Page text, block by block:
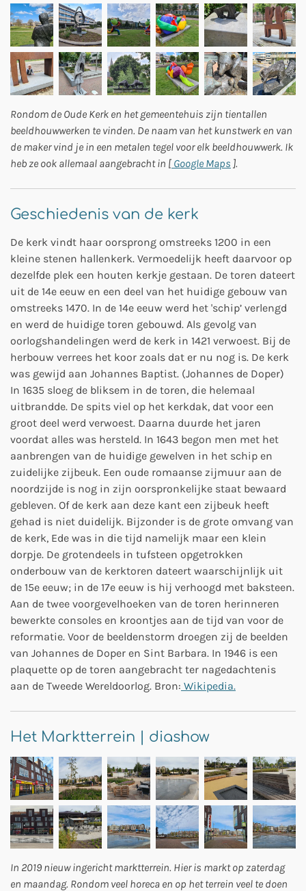
Rondom de Oude Kerk en het gemeentehuis zijn tientallen
beeldhouwwerken te vinden. De naam van het kunstwerk en van
de maker vind je in een metalen tegel voor elk beeldhouwwerk. Ik
heb ze ook allemaal aangebracht in [ Google Maps ].
Geschiedenis van de kerk
De kerk vindt haar oorsprong omstreeks 1200 in een
kleine stenen hallenkerk. Vermoedelijk heeft daarvoor op
dezelfde plek een houten kerkje gestaan. De toren dateert
uit de 14e eeuw en een deel van het huidige gebouw van
omstreeks 1470. In de 14e eeuw werd het 'schip’ verlengd
en werd de huidige toren gebouwd. Als gevolg van
oorlogshandelingen werd de kerk in 1421 verwoest. Bij de
herbouw verrees het koor zoals dat er nu nog is. De kerk
was gewijd aan Johannes Baptist. (Johannes de Doper)
In 1635 sloeg de bliksem in de toren, die helemaal
uitbrandde. De spits viel op het kerkdak, dat voor een
groot deel werd verwoest. Daarna duurde het jaren
voordat alles was hersteld. In 1643 begon men met het
aanbrengen van de huidige gewelven in het schip en
zuidelijke zijbeuk. Een oude romaanse zijmuur aan de
noordzijde is nog in zijn oorspronkelijke staat bewaard
gebleven. Of de kerk aan deze kant een zijbeuk heeft
gehad is niet duidelijk. Bijzonder is de grote omvang van
de kerk, Ede was in die tijd namelijk maar een klein
dorpje. De grotendeels in tufsteen opgetrokken
onderbouw van de kerktoren dateert waarschijnlijk uit
de 15e eeuw; in de 17e eeuw is hij verhoogd met baksteen.
Aan de twee voorgevelhoeken van de toren herinneren
bewerkte consoles en kroontjes aan de tijd van voor de
reformatie. Voor de beeldenstorm droegen zij de beelden
van Johannes de Doper en Sint Barbara. In 1946 is een
plaquette op de toren aangebracht ter nagedachtenis
aan de Tweede Wereldoorlog. Bron: Wikipedia.
Het Marktterrein | diashow
In 2019 nieuw ingericht marktterrein. Hier is markt op zaterdag
en maandag. Rondom veel horeca en op het terrein veel te doen